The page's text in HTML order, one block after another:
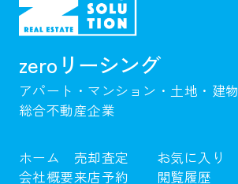
zeroリーシング
アパート・マンション・土地・建物
総合不動産企業
ホーム
会社概要
売却査定
来店予約
お気に入り
閲覧履歴